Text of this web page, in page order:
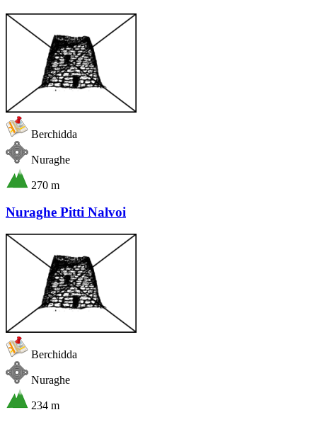
Berchidda
Nuraghe
270 m
Nuraghe Pitti Nalvoi
Berchidda
Nuraghe
234 m